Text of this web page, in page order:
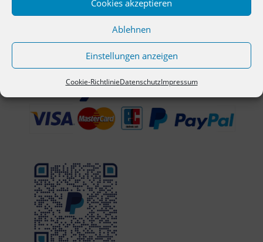
Cookies akzeptieren
Ablehnen
Einstellungen anzeigen
Cookie-RichtlinieDatenschutzImpressum